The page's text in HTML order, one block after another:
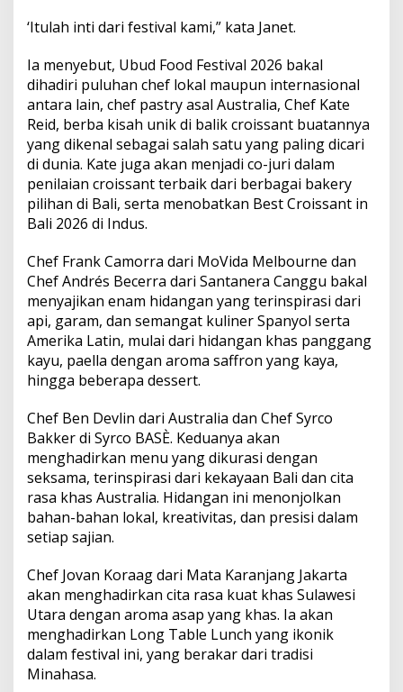
‘Itulah inti dari festival kami,” kata Janet.
Ia menyebut, Ubud Food Festival 2026 bakal
dihadiri puluhan chef lokal maupun internasional
antara lain, chef pastry asal Australia, Chef Kate
Reid, berba kisah unik di balik croissant buatannya
yang dikenal sebagai salah satu yang paling dicari
di dunia. Kate juga akan menjadi co-juri dalam
penilaian croissant terbaik dari berbagai bakery
pilihan di Bali, serta menobatkan Best Croissant in
Bali 2026 di Indus.
Chef Frank Camorra dari MoVida Melbourne dan
Chef Andrés Becerra dari Santanera Canggu bakal
menyajikan enam hidangan yang terinspirasi dari
api, garam, dan semangat kuliner Spanyol serta
Amerika Latin, mulai dari hidangan khas panggang
kayu, paella dengan aroma saffron yang kaya,
hingga beberapa dessert.
Chef Ben Devlin dari Australia dan Chef Syrco
Bakker di Syrco BASÈ. Keduanya akan
menghadirkan menu yang dikurasi dengan
seksama, terinspirasi dari kekayaan Bali dan cita
rasa khas Australia. Hidangan ini menonjolkan
bahan-bahan lokal, kreativitas, dan presisi dalam
setiap sajian.
Chef Jovan Koraag dari Mata Karanjang Jakarta
akan menghadirkan cita rasa kuat khas Sulawesi
Utara dengan aroma asap yang khas. Ia akan
menghadirkan Long Table Lunch yang ikonik
dalam festival ini, yang berakar dari tradisi
Minahasa.